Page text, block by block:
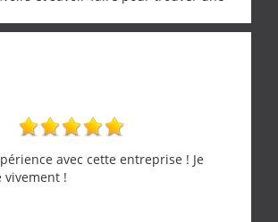
écoute et de la considération, ce qui
que chez les pationnés de leur métier.
pour sa disponibilité
avec cette entreprise ! Je
vivement !